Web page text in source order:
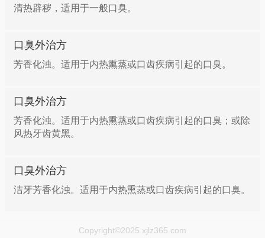
清热辟秽，适用于一般口臭。
口臭外治方
芳香化浊。适用于内热熏蒸或口齿疾病引起的口臭。
口臭外治方
芳香化浊。适用于内热熏蒸或口齿疾病引起的口臭；或除
风热牙齿黄黑。
口臭外治方
洁牙芳香化浊。适用于内热熏蒸或口齿疾病引起的口臭。
Copyright©2025 xjlz365.com